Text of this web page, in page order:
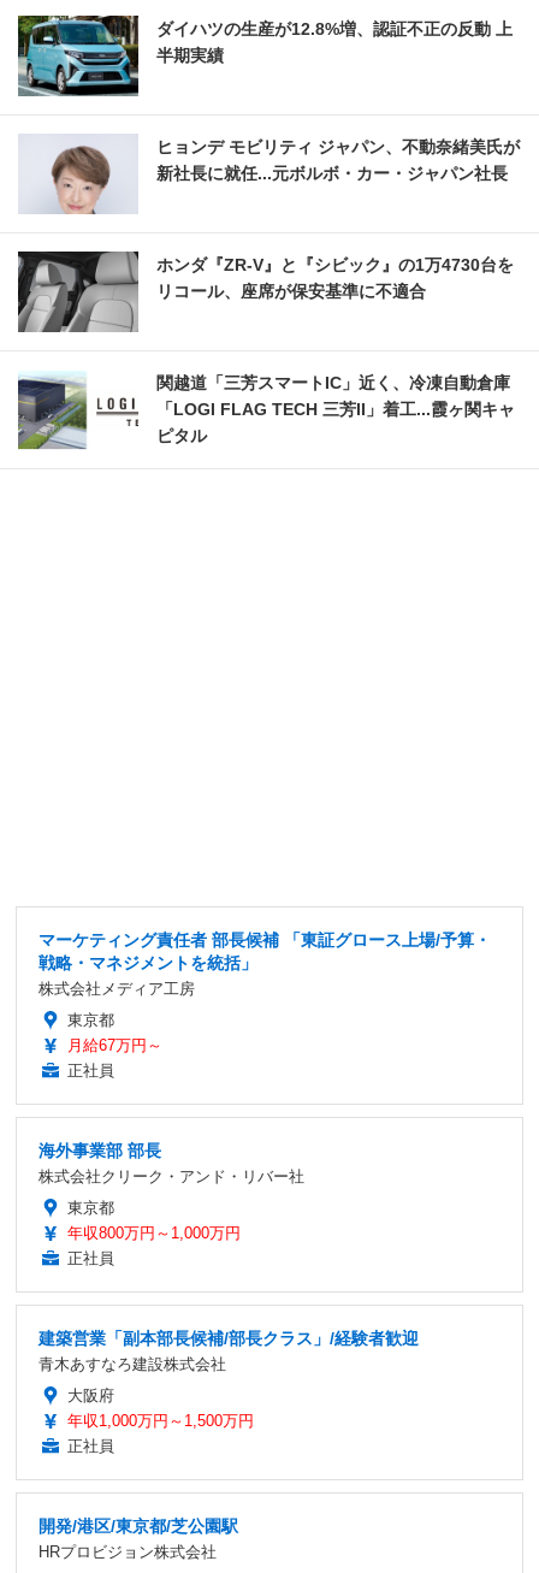
ダイハツの生産が12.8%増、認証不正の反動 上
半期実績
ヒョンデ モビリティ ジャパン、不動奈緒美氏が
新社長に就任...元ボルボ・カー・ジャパン社長
ホンダ『ZR-V』と『シビック』の1万4730台を
リコール、座席が保安基準に不適合
関越道「三芳スマートIC」近く、冷凍自動倉庫
「LOGI FLAG TECH 三芳II」着工...霞ヶ関キャ
ピタル
マーケティング責任者 部長候補 「東証グロース上場/予算・
戦略・マネジメントを統括」
株式会社メディア工房
東京都
月給67万円～
正社員
海外事業部 部長
株式会社クリーク・アンド・リバー社
東京都
年収800万円～1,000万円
正社員
建築営業「副本部長候補/部長クラス」/経験者歓迎
青木あすなろ建設株式会社
大阪府
年収1,000万円～1,500万円
正社員
開発/港区/東京都/芝公園駅
HRプロビジョン株式会社